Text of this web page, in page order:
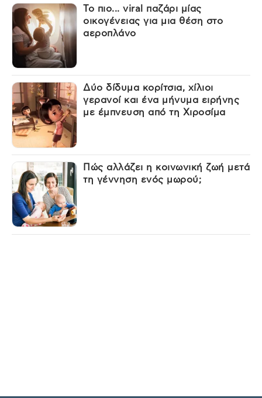
Το πιο... viral παζάρι μίας
οικογένειας για μια θέση στο
αεροπλάνο
Δύο δίδυμα κορίτσια, χίλιοι
γερανοί και ένα μήνυμα ειρήνης
με έμπνευση από τη Χιροσίμα
Πώς αλλάζει η κοινωνική ζωή μετά
τη γέννηση ενός μωρού;